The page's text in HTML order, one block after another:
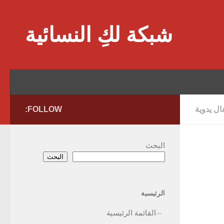
شبكة لكِ النسائية
يدوية FOLLOW:
البحث
البحث
الرئيسية
القائمة الرئيسية